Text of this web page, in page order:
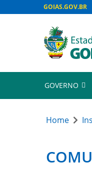
GOIAS.GOV.BR
GOVERNO
Home